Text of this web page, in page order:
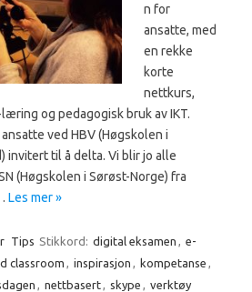
n for
ansatte, med
en rekke
korte
nettkurs,
og pedagogisk bruk av IKT.
ved HBV (Høgskolen i
invitert til å delta. Vi blir jo alle
(Høgskolen i Sørøst-Norge) fra
Les mer »
Tips Stikkord: digital eksamen
e-
classroom inspirasjon kompetanse
nettbasert skype verktøy